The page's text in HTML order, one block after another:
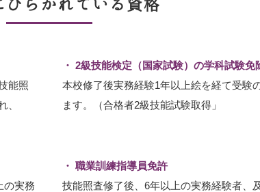
ひらかれている資格
能照
、
2級技能検定（国家試験）の学科試験免
本校修了後実務経験1年以上絵を経て受験
ます。（合格者2級技能試験取得」
の実務
職業訓練指導員免許
技能照査修了後、6年以上の実務経験者、